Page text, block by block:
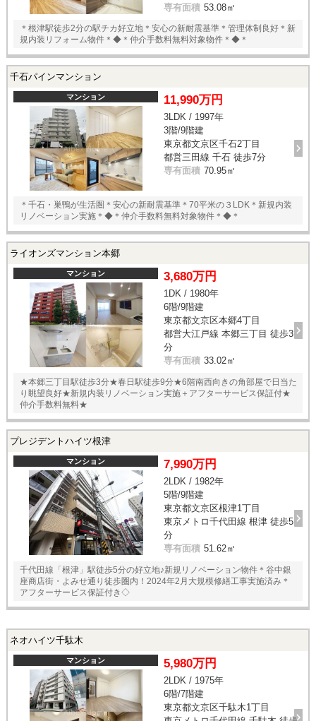
専有面積 53.08㎡
＊根津駅徒歩2分の駅チカ好立地＊安心の新耐震基準＊管理体制良好＊新
規内装リフォーム物件＊◆＊仲介手数料無料対象物件＊◆＊
千石パインマンション
マンション 11,990万円
3LDK / 1997年
3階/9階建
東京都文京区千石2丁目
都営三田線 千石 徒歩7分
専有面積 70.95㎡
＊千石・巣鴨が生活圏＊安心の新耐震基準＊70平米の３LDK＊新規内装
リノベーション実施＊◆＊仲介手数料無料対象物件＊◆＊
ライオンズマンション本郷
マンション 3,680万円
1DK / 1980年
6階/9階建
東京都文京区本郷4丁目
都営大江戸線 本郷三丁目 徒歩3
分
専有面積 33.02㎡
★本郷三丁目駅徒歩3分★春日駅徒歩9分★6階南西向きの角部屋で日当た
り眺望良好★新規内装リノベーション実施＋アフターサービス保証付★
仲介手数料無料★
プレジデントハイツ根津
マンション 7,990万円
2LDK / 1982年
5階/9階建
東京都文京区根津1丁目
東京メトロ千代田線 根津 徒歩5
分
専有面積 51.62㎡
千代田線「根津」駅徒歩5分の好立地♪新規リノベーション物件＊谷中銀
座商店街・よみせ通り徒歩圏内！2024年2月大規模修繕工事実施済み＊
アフターサービス保証付き◇
ネオハイツ千駄木
マンション 5,980万円
2LDK / 1975年
6階/7階建
東京都文京区千駄木1丁目